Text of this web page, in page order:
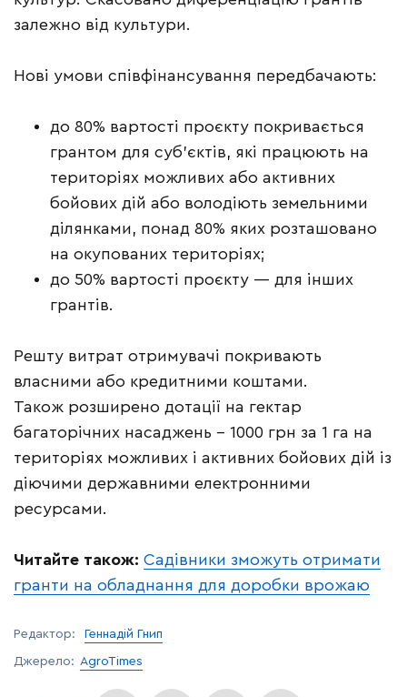
залежно від культури.
Нові умови співфінансування передбачають:
до 80% вартості проєкту покривається
грантом для суб’єктів, які працюють на
територіях можливих або активних
бойових дій або володіють земельними
ділянками, понад 80% яких розташовано
на окупованих територіях;
до 50% вартості проєкту — для інших
грантів.
Решту витрат отримувачі покривають
власними або кредитними коштами.
Також розширено дотації на гектар
багаторічних насаджень – 1000 грн за 1 га на
територіях можливих і активних бойових дій із
діючими державними електронними
ресурсами.
Читайте також: Садівники зможуть отримати
гранти на обладнання для доробки врожаю
Редактор: Геннадій Гнип
Джерело: AgroTimes